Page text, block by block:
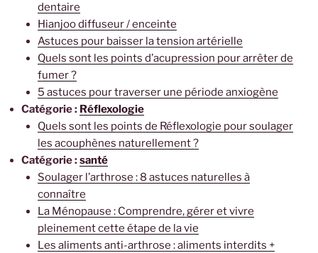
dentaire
Hianjoo diffuseur / enceinte
Astuces pour baisser la tension artérielle
Quels sont les points d’acupression pour arrêter de
fumer ?
5 astuces pour traverser une période anxiogène
Catégorie : Réflexologie
Quels sont les points de Réflexologie pour soulager
les acouphènes naturellement ?
Catégorie :santé
Soulager l’arthrose : 8 astuces naturelles à
connaître
La Ménopause : Comprendre, gérer et vivre
pleinement cette étape de la vie
Les aliments anti-arthrose : aliments interdits +